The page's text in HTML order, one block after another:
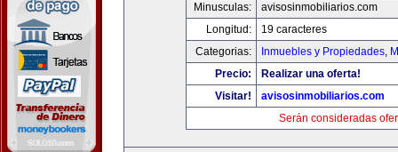
Minusculas:
avisosinmobiliarios.com
Longitud:
19 caracteres
Categorias:
Inmuebles y Propiedades,
Precio:
Realizar una oferta!
Visitar!
avisosinmobiliarios.com
Serán consideradas